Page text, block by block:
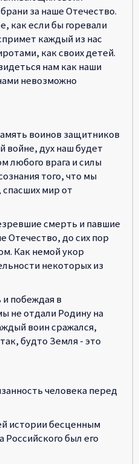
за наше Отечество.
как если бы горевали
каждый из нас
как своих детей.
нам как наши
невозможно
воинов защитников
войне, дух наш будет
любого врага и силы
того, что мы
мир от
смерть и павшие
Отечество, до сих пор
Как немой укор
некоторых из
побеждая в
не отдали Родину на
воин сражался,
будто Земля - это
человека перед
истории бесценным
был его